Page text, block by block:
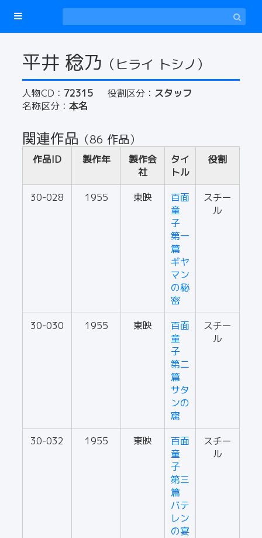
平井 稔乃 （ヒライ トシノ）
人物CD： 72315 役割区分： スタッフ
名称区分： 本名
関連作品 （86 作品）
作品ID 製作年
製作会
社
タイ
トル
役割
30-028 1955 東映
百面
童
子
第一
篇
ギヤ
マン
の秘
密
スチー
ル
30-030 1955 東映
百面
童
子
第二
篇
サタ
ンの
窟
スチー
ル
30-032 1955 東映
百面
童
子
第三
篇
バテ
レン
の宴
スチー
ル